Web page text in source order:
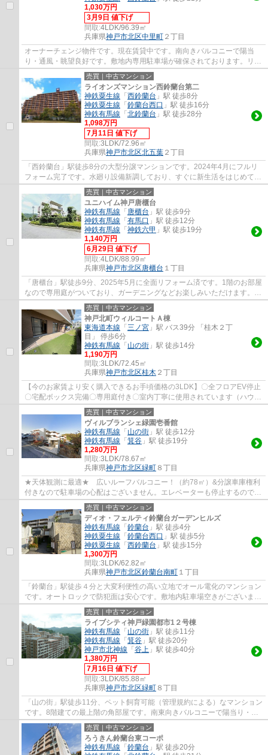
1,030万円
3月9日 値下げ
間取:4LDK/96.39㎡
兵庫県神戸市北区中里町 ２丁目
オーナーチェンジ物件です。現在賃貸中です。南向きバルコニーで陽当
り・通風・眺望良好です。敷地内専用駐車場が確保されております。リフ
ォーム歴があり室内大変おきれいです。「鈴...
売買｜中古マンション
ライオンズマンション西鈴蘭台第二
神鉄粟生線 「 西鈴蘭台 」駅 徒歩8分
神鉄粟生線 「 鈴蘭台西口 」駅 徒歩16分
神鉄有馬線 「 北鈴蘭台 」駅 徒歩28分
1,098万円
7月11日 値下げ
間取:3LDK/72.96㎡
兵庫県神戸市北区北五葉 ２丁目
「西鈴蘭台」駅徒歩8分の大型分譲マンションです。2024年4月にフルリ
フォーム完了です。水廻り設備新調しており、すぐに新生活をはじめて頂
けます。近隣に商業施設がありお買い物など...
売買｜中古マンション
ユニハイム神戸唐櫃台
神鉄有馬線 「 唐櫃台 」駅 徒歩9分
神鉄有馬線 「 有馬口 」駅 徒歩12分
神鉄有馬線 「 神鉄六甲 」駅 徒歩19分
1,140万円
6月29日 値下げ
間取:4LDK/88.99㎡
兵庫県神戸市北区唐櫃台 １丁目
「唐櫃台」駅徒歩9分、2025年5月に全面リフォーム済です。1階のお部屋
なので専用庭がついており、ガーデニングなどお楽しみいただけます。バ
ルコニーも2面ついているので陽当り・通風...
売買｜中古マンション
神戸北町ウィルコートＡ棟
東海道本線 「 三ノ宮 」駅 バス39分 「桂木２丁
目」 停歩6分
神鉄有馬線 「 山の街 」駅 徒歩14分
1,190万円
間取:3LDK/72.45㎡
兵庫県神戸市北区桂木 ２丁目
【今のお家賃より安く購入できるお手頃価格の3LDK】〇全フロアEV停止
〇宅配ボックス完備〇専用庭付き〇室内丁寧に使用されています（ハウス
クリーニング済）専用庭付き・お子様のプー...
売買｜中古マンション
ヴィルブランシェ緑園壱番館
神鉄有馬線 「 山の街 」駅 徒歩12分
神鉄有馬線 「 箕谷 」駅 徒歩19分
1,280万円
間取:3LDK/78.67㎡
兵庫県神戸市北区緑町 ８丁目
★天体観測に最適★ 広いルーフバルコニー！（約78㎡）&分譲車庫権利
付きなので駐車場の心配はございません。エレベーターも停止するので便
利です。 駅徒歩圏内かつ眺望良好です♪ 南向...
売買｜中古マンション
ディオ・フェルティ鈴蘭台ガーデンヒルズ
神鉄有馬線 「 鈴蘭台 」駅 徒歩4分
神鉄粟生線 「 鈴蘭台西口 」駅 徒歩5分
神鉄粟生線 「 西鈴蘭台 」駅 徒歩15分
1,300万円
間取:3LDK/62.82㎡
兵庫県神戸市北区鈴蘭台南町 １丁目
「鈴蘭台」駅徒歩４分と大変利便性の高い立地でオール電化のマンション
です。オートロックで防犯面は安心です。敷地内駐車場空きがございま
す。南向きバルコニーで陽当り・通風良好で...
売買｜中古マンション
ライブシティ神戸緑園都市1２号棟
神鉄有馬線 「 山の街 」駅 徒歩11分
神鉄有馬線 「 箕谷 」駅 徒歩20分
神戸市北神線 「 谷上 」駅 徒歩40分
1,380万円
7月16日 値下げ
間取:3LDK/85.88㎡
兵庫県神戸市北区緑町 ８丁目
「山の街」駅徒歩11分、ペット飼育可能（管理規約による）なマンション
です。8階建ての最上階の角部屋です。南東向きバルコニーで陽当り・通
風良好です。令和7年8月にユニットバス、洗...
売買｜中古マンション
ろうきん鈴蘭台東コーポ
神鉄有馬線 「 鈴蘭台 」駅 徒歩20分